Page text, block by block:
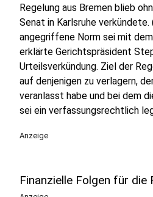
Regelung aus Bremen blieb
Senat in Karlsruhe
angegriffene Norm sei mit
erklärte Gerichtspräsident
Urteilsverkündung. Ziel der
auf denjenigen zu verlagern,
veranlasst habe und bei dem
sei ein verfassungsrechtlich
Anzeige
Finanzielle Folgen für die